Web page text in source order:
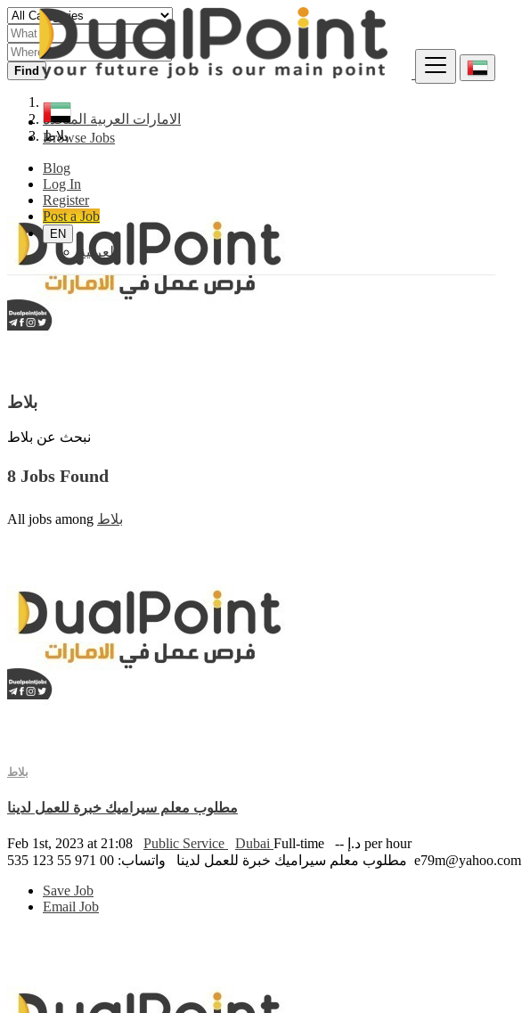
Browse Jobs
Blog
Log In
Register
Post a Job
EN
العربية
Find
الامارات العربية المتحدة
بلاط
بلاط
نبحث عن بلاط
8 Jobs Found
All jobs among بلاط
بلاط
مطلوب معلم سيراميك خبرة للعمل لدينا
Feb 1st, 2023 at 21:08 Public Service Dubai Full-time
-- د.إ per hour
مطلوب معلم سيراميك خبرة للعمل لدينا واتساب: 00 971 55 123 535 e79m@yahoo.com
Save Job
Email Job